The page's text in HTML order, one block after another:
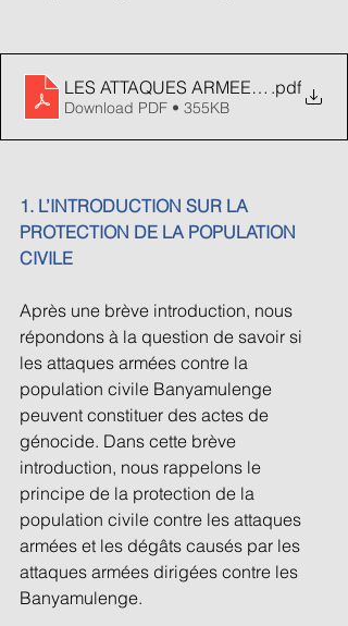
LES ATTAQUES ARMEES .pdf
Download PDF • 355KB
1. L’INTRODUCTION SUR LA
PROTECTION DE LA POPULATION
CIVILE
Après une brève introduction, nous
répondons à la question de savoir si
les attaques armées contre la
population civile Banyamulenge
peuvent constituer des actes de
génocide. Dans cette brève
introduction, nous rappelons le
principe de la protection de la
population civile contre les attaques
armées et les dégâts causés par les
attaques armées dirigées contre les
Banyamulenge.